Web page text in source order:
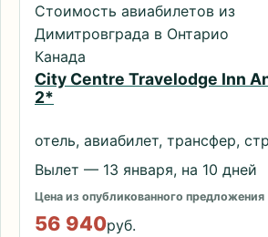
Стоимость авиабилетов из
Димитровграда в Онтарио
Канада
City Centre Travelodge Inn
2*
отель, авиабилет, трансфер,
Вылет — 13 января, на 10 дней
Цена из опубликованного предложения
56 940руб.